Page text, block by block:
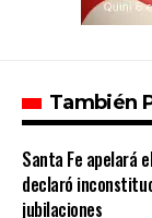
También
Santa Fe apelará
declaró
jubilaciones